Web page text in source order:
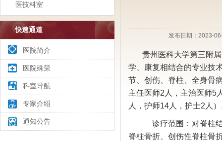
医技科室
快速通道
医院简介
医院殊荣
科室导航
专家介绍
通知公告
发布日期：2023-
贵州医科大学第三附
学、康复相结合的专业技
节、创伤、脊柱、全身骨
主任医师2 人，主治医师5
人，护师14 人，护士2 人
诊疗范围：对脊柱
脊柱骨折、创伤性脊柱骨